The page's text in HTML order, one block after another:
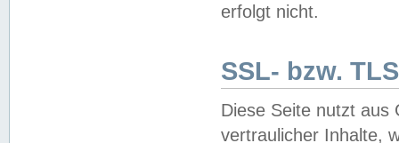
erfolgt nicht.
SSL- bzw.
Diese Seite nutzt aus
vertraulicher Inhalte,